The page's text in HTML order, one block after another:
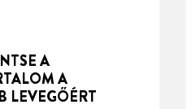
A
A
LEVEGŐÉRT